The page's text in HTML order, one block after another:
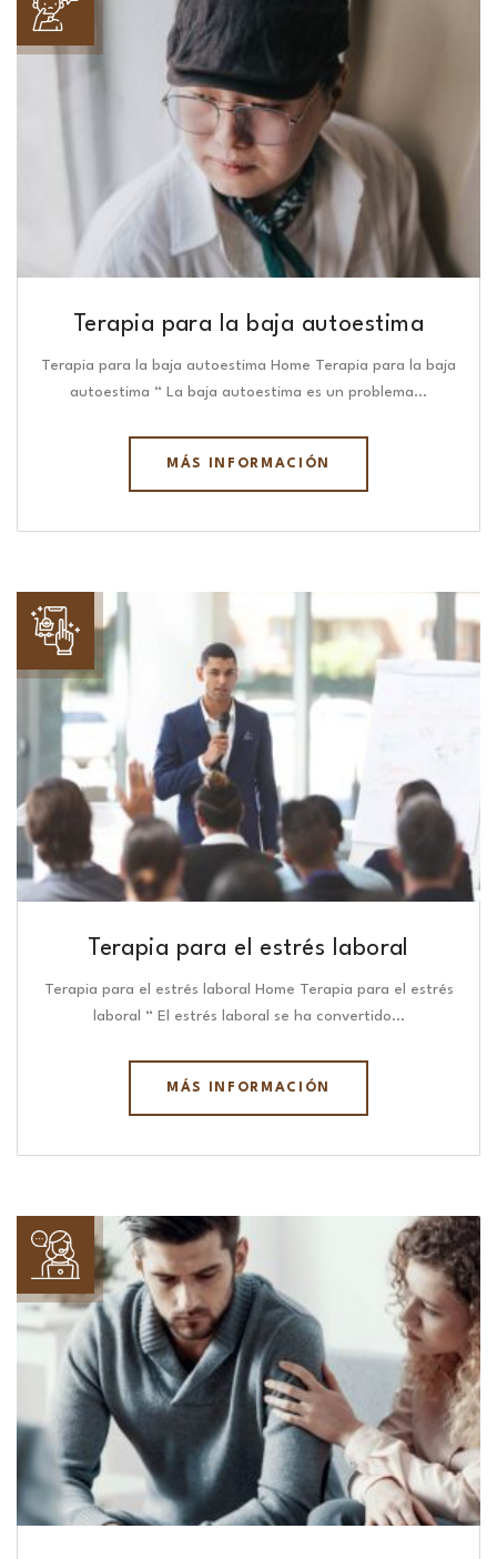
Terapia para la baja autoestima
Terapia para la baja autoestima Home Terapia para la baja
autoestima “ La baja autoestima es un problema…
MÁS INFORMACIÓN
Terapia para el estrés laboral
Terapia para el estrés laboral Home Terapia para el estrés
laboral “ El estrés laboral se ha convertido…
MÁS INFORMACIÓN